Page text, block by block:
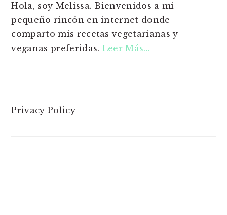
Hola, soy Melissa. Bienvenidos a mi
pequeño rincón en internet donde
comparto mis recetas vegetarianas y
veganas preferidas. Leer Más...
Privacy Policy